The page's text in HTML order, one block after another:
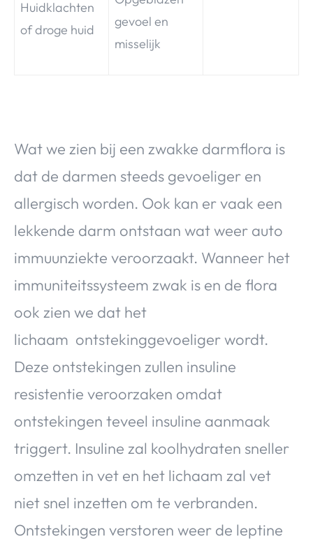
Huidklachten
of droge huid
gevoel en
misselijk
Wat we zien bij een zwakke darmflora is
dat de darmen steeds gevoeliger en
allergisch worden. Ook kan er vaak een
lekkende darm ontstaan wat weer auto
immuunziekte veroorzaakt. Wanneer het
immuniteitssysteem zwak is en de flora
ook zien we dat het
lichaam ontstekinggevoeliger wordt.
Deze ontstekingen zullen insuline
resistentie veroorzaken omdat
ontstekingen teveel insuline aanmaak
triggert. Insuline zal koolhydraten sneller
omzetten in vet en het lichaam zal vet
niet snel inzetten om te verbranden.
Ontstekingen verstoren weer de leptine